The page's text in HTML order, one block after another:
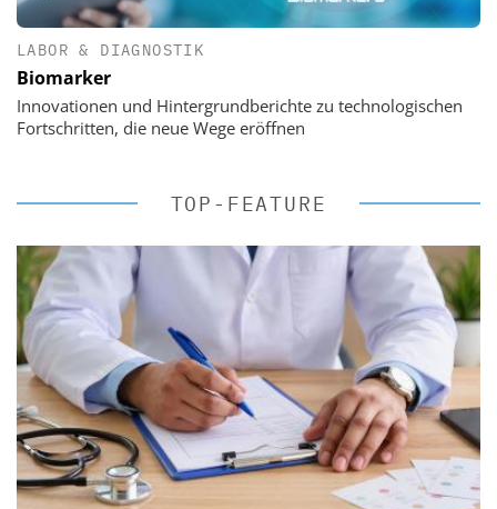
LABOR & DIAGNOSTIK
Biomarker
Innovationen und Hintergrundberichte zu technologischen
Fortschritten, die neue Wege eröffnen
TOP-FEATURE